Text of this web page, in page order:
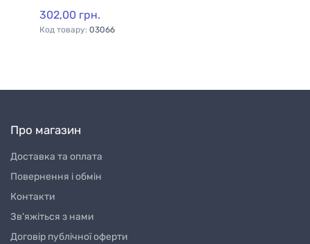
302,00 грн.
Код товару: 03066
Про магазин
Доставка та оплата
Повернення і обмін
Контакти
Зв'яжіться з нами
Договір публічної оферти